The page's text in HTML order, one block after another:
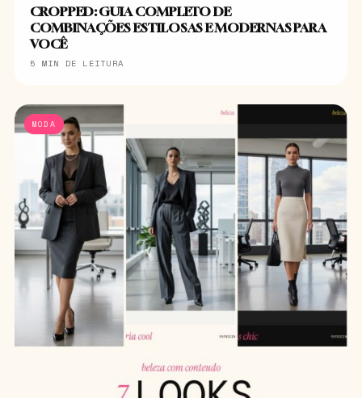
CROPPED: GUIA COMPLETO DE
COMBINAÇÕES ESTILOSAS E MODERNAS PARA
VOCÊ
5 MIN DE LEITURA
MODA